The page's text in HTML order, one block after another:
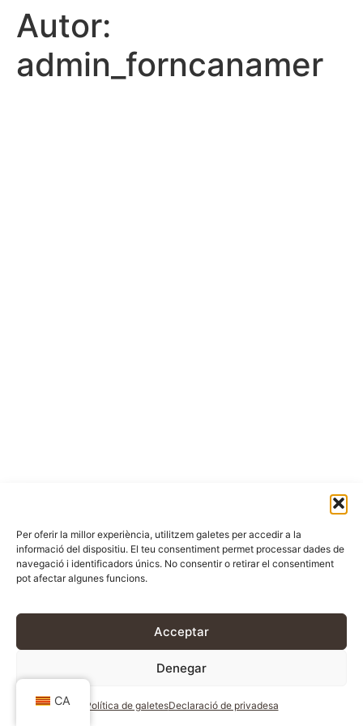
Per oferir la millor experiència, utilitzem galetes per accedir a la
informació del dispositiu. El teu consentiment permet processar dades de
navegació i identificadors únics. No consentir o retirar el consentiment
pot afectar algunes funcions.
Acceptar
Denegar
Política de galetesDeclaració de privadesa
Autor:
admin_forncanamer
CA